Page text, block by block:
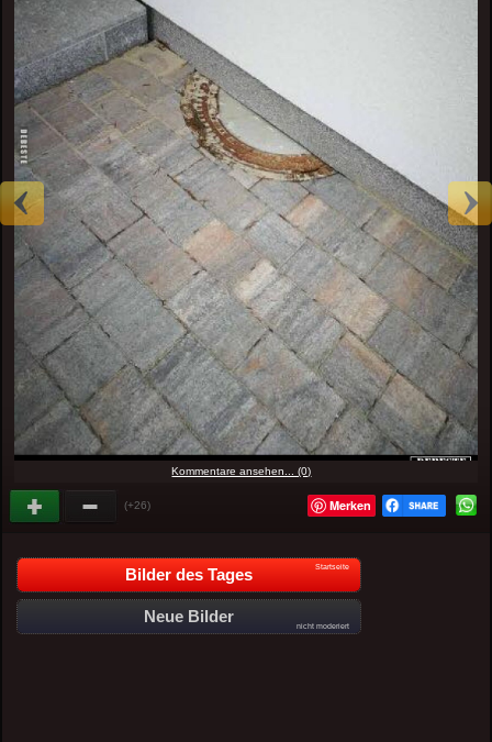
Kommentare ansehen... (0)
(+26) Merken
Bilder des Tages Startseite
Neue Bilder
nicht moderiert